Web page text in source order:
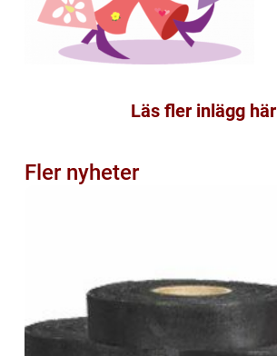
Läs fler inlägg här
Fler nyheter